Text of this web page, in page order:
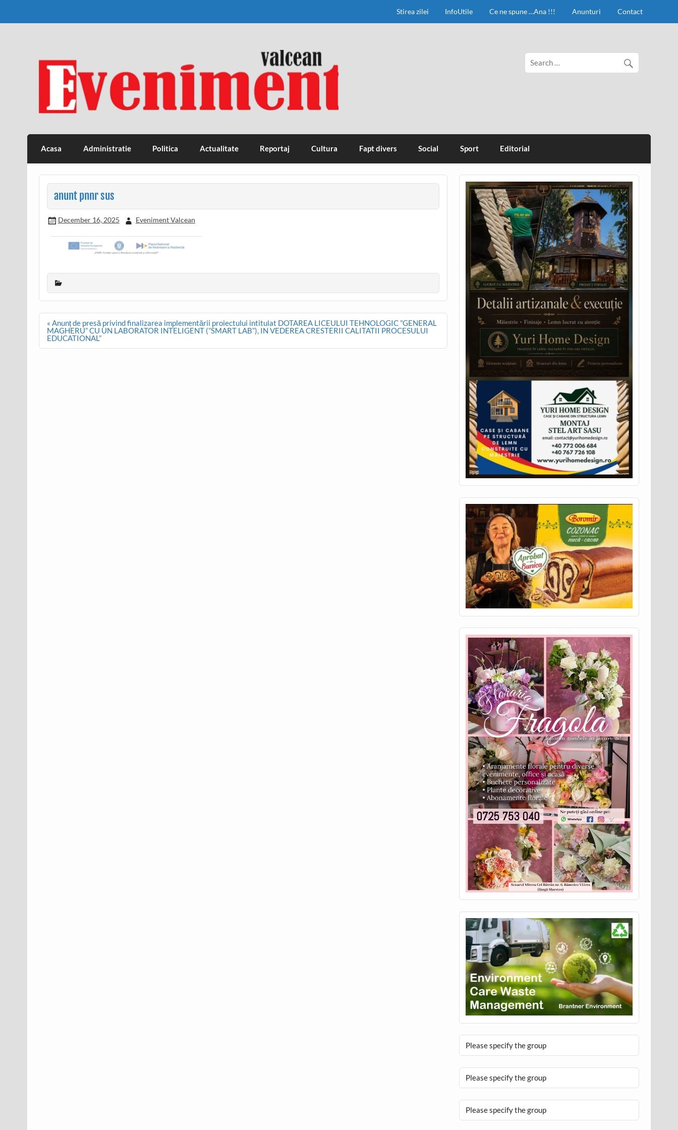
Stirea zilei InfoUtile Ce ne spune …Ana !!! Anunturi Contact
Eveniment Valcean
Acasa Administratie Politica Actualitate Reportaj Cultura Fapt divers Social Sport Editorial
anunt pnnr sus
December 16, 2025 Eveniment Valcean
Post
navigation
« Anunț de presă privind finalizarea implementării proiectului intitulat DOTAREA LICEULUI TEHNOLOGIC ”GENERAL
MAGHERU” CU UN LABORATOR INTELIGENT (”SMART LAB”), IN VEDEREA CRESTERII CALITATII PROCESULUI
EDUCATIONAL”
Please specify the group
Please specify the group
Please specify the group